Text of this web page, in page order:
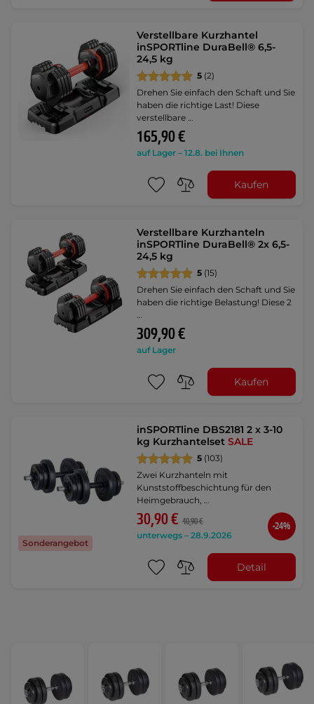
Verstellbare Kurzhantel
inSPORTline DuraBell® 6,5-
24,5 kg
5 (2)
Drehen Sie einfach den Schaft und Sie
haben die richtige Last! Diese
verstellbare …
165,90 €
auf Lager – 12.8. bei Ihnen
Kaufen
Verstellbare Kurzhanteln
inSPORTline DuraBell® 2x 6,5-
24,5 kg
5 (15)
Drehen Sie einfach den Schaft und Sie
haben die richtige Belastung! Diese 2
…
309,90 €
auf Lager
Kaufen
Sonderangebot
inSPORTline DBS2181 2 x 3-10
kg KurzhantelsetSALE
5 (103)
Zwei Kurzhanteln mit
Kunststoffbeschichtung für den
Heimgebrauch, …
30,90 € 40,90 €
unterwegs – 28.9.2026
-24%
Detail